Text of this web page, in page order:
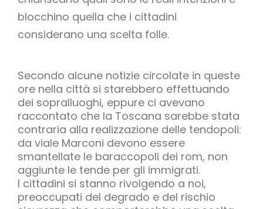
blocchino quella che i cittadini
considerano una scelta folle.
Secondo alcune notizie circolate in queste
ore nella città si starebbero effettuando
dei sopralluoghi, eppure ci avevano
raccontato che la Toscana sarebbe stata
contraria alla realizzazione delle tendopoli:
da viale Marconi devono essere
smantellate le baraccopoli dei rom, non
aggiunte le tende per gli immigrati.
I cittadini si stanno rivolgendo a noi,
preoccupati del degrado e del rischio